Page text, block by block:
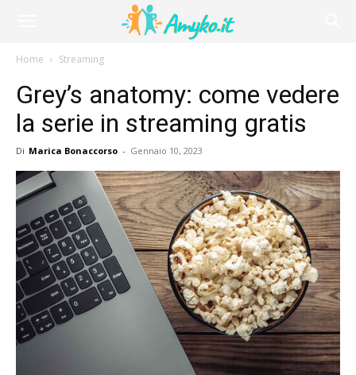
Home Streaming
Grey’s anatomy: come vedere
la serie in streaming gratis
Di Marica Bonaccorso - Gennaio 10, 2023